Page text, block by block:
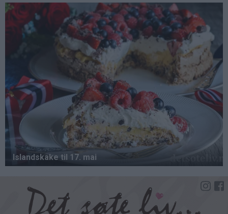
Hopp
hovedinnhold